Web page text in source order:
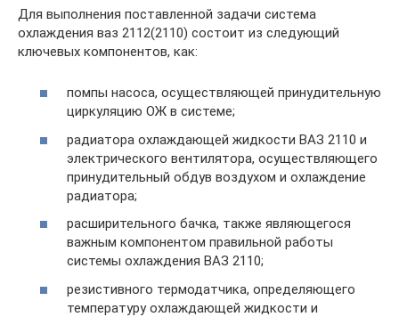
Для выполнения поставленной задачи система
охлаждения ваз 2112(2110) состоит из следующий
ключевых компонентов, как:
помпы насоса, осуществляющей принудительную
циркуляцию ОЖ в системе;
радиатора охлаждающей жидкости ВАЗ 2110 и
электрического вентилятора, осуществляющего
принудительный обдув воздухом и охлаждение
радиатора;
расширительного бачка, также являющегося
важным компонентом правильной работы
системы охлаждения ВАЗ 2110;
резистивного термодатчика, определяющего
температуру охлаждающей жидкости и